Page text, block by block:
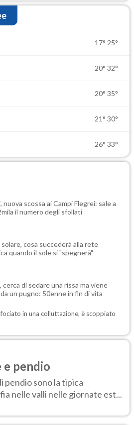
17° 25°
20° 32°
20° 35°
21° 30°
26° 33°
nuova scossa ai Campi Flegrei: sale a
il numero degli sfollati
solare, cosa succederà alla rete
quando il sole si "spegnerà"
cerca di sedare una rissa ma viene
un pugno: 50enne in fin di vita
in una colluttazione, è scoppiato
e pendio
pendio sono la tipica
nelle valli nelle giornate est...